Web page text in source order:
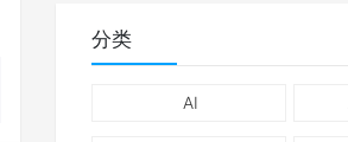
分类
AI